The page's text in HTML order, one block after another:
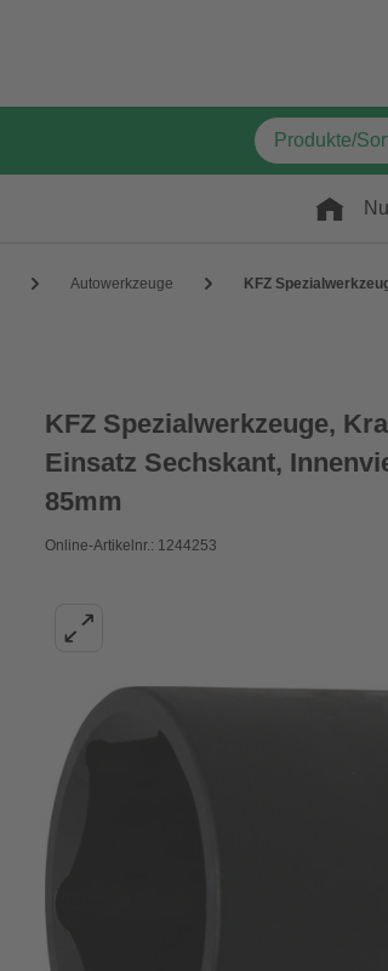
Autowerkzeuge KFZ
KFZ Spezialwerkzeuge,
Einsatz Sechskant,
85mm
Online-Artikelnr.: 1244253